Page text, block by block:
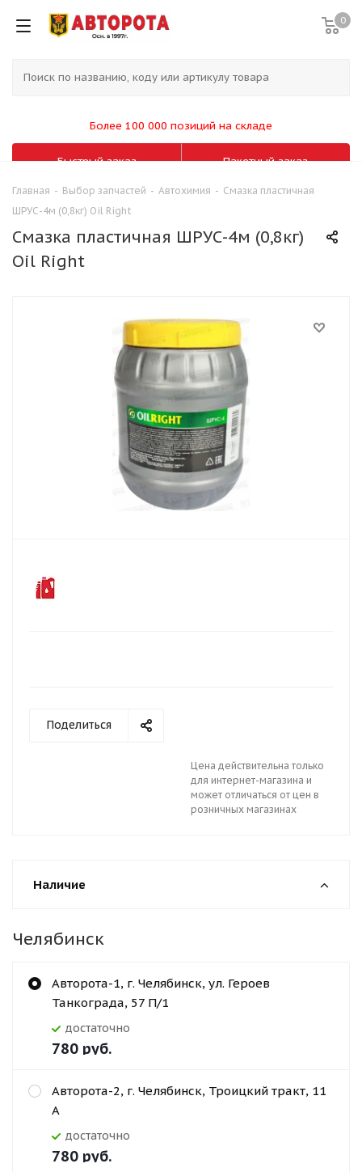
0
Более 100 000 позиций на складе
Быстрый заказ Пакетный заказ
Главная - Выбор запчастей - Автохимия - Смазка пластичная
ШРУС-4м (0,8кг) Oil Right
Смазка пластичная ШРУС-4м (0,8кг)
Oil Right
Поделиться
Цена действительна только
для интернет-магазина и
может отличаться от цен в
розничных магазинах
Наличие
Челябинск
Авторота-1, г. Челябинск, ул. Героев
Танкограда, 57 П/1
Достаточно
780 руб.
Авторота-2, г. Челябинск, Троицкий тракт, 11
А
Достаточно
780 руб.